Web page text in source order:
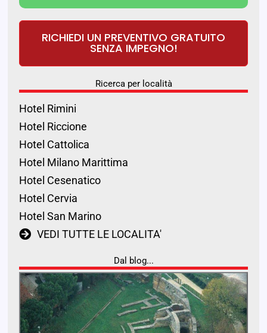
RICHIEDI UN PREVENTIVO GRATUITO
SENZA IMPEGNO!
Ricerca per località
Hotel Rimini
Hotel Riccione
Hotel Cattolica
Hotel Milano Marittima
Hotel Cesenatico
Hotel Cervia
Hotel San Marino
VEDI TUTTE LE LOCALITA'
Dal blog...